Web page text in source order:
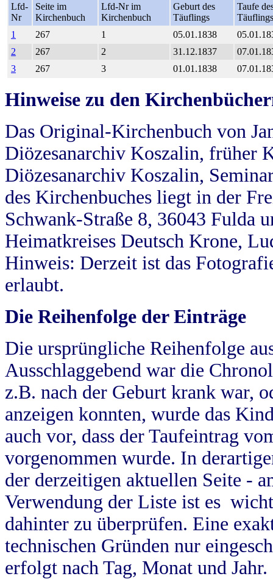
Lfd-
Nr
Seite im
Kirchenbuch
Lfd-Nr im
Kirchenbuch
Geburt des
Täuflings
Taufe
Täuflings
1
267 1 05.01.1838
2
267 2 31.12.1837
3
267 3 01.01.1838
Hinweise zu den
Das Original-Kirchenbuch von
Diözesanarchiv Koszalin, früher
Diözesanarchiv Koszalin,
des Kirchenbuches liegt in der
Schwank-Straße 8, 36043 Fulda
Heimatkreises Deutsch Krone,
Hinweis: Derzeit ist das
erlaubt.
Die Reihenfolge der Einträge
Die ursprüngliche Reihenfolge
Ausschlaggebend war die
z.B. nach der Geburt krank war,
anzeigen konnten, wurde das
auch vor, dass der Taufeintrag
vorgenommen wurde. In
der derzeitigen aktuellen Seite -
Verwendung der Liste ist es
dahinter zu überprüfen. Eine
technischen Gründen nur
erfolgt nach Tag, Monat und Jahr.